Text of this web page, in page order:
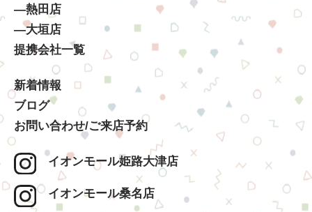
―熱田店
―大垣店
提携会社一覧
新着情報
ブログ
お問い合わせ/ご来店予約
イオンモール姫路大津店
イオンモール桑名店